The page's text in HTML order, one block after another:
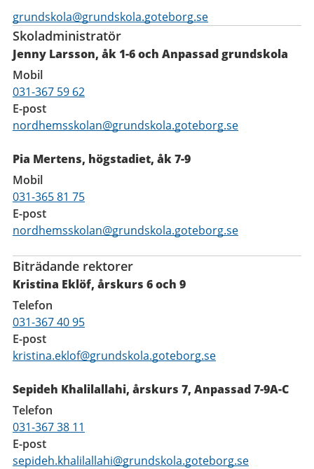
grundskola@grundskola.goteborg.se
Skoladministratör
Jenny Larsson, åk 1-6 och Anpassad grundskola
Mobil
031-367 59 62
E-post
nordhemsskolan@grundskola.goteborg.se
Pia Mertens, högstadiet, åk 7-9
Mobil
031-365 81 75
E-post
nordhemsskolan@grundskola.goteborg.se
Biträdande rektorer
Kristina Eklöf, årskurs 6 och 9
Telefon
031-367 40 95
E-post
kristina.eklof@grundskola.goteborg.se
Sepideh Khalilallahi, årskurs 7, Anpassad 7-9A-C
Telefon
031-367 38 11
E-post
sepideh.khalilallahi@grundskola.goteborg.se